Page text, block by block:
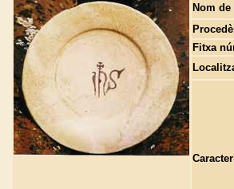
Nom
Fitxa